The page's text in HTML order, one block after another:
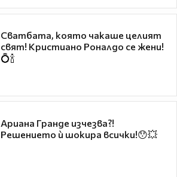
Сватбата, която чакаше целият
свят! Кристиано Роналдо се жени!
💍🍾
Ариана Гранде изчезва?!
Решението ѝ шокира всички!😯💥